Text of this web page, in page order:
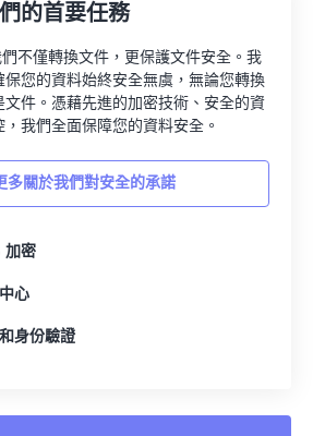
的首要任務
不僅轉換文件，更保護文件安全。我
您的資料始終安全無虞，無論您轉換
文件。憑藉先進的加密技術、安全的資
我們全面保障您的資料安全。
多關於我們對安全的承諾
加密
心
身份驗證